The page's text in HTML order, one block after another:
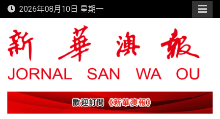
Skip
to
content
2026年08月10日 星期一
新華澳報